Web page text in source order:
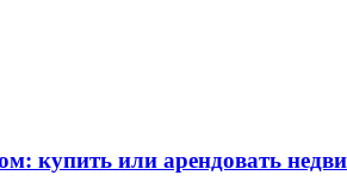
купить или арендовать